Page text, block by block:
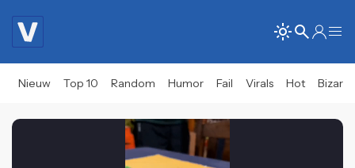
Nieuw Top 10 Random Humor Fail Virals Hot Bizar